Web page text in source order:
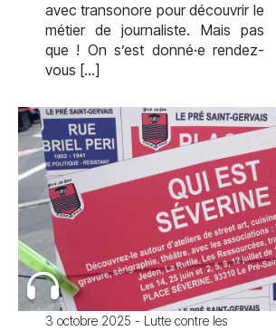
avec transonore pour découvrir le
métier de journaliste. Mais pas
que ! On s’est donné·e rendez-
vous […]
3 octobre 2025 - Lutte contre les